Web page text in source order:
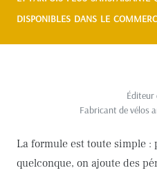
disponibles dans le
Éditeur
Fabricant de vélos
La formule est toute simple :
quelconque, on ajoute des